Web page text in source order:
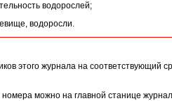
водорослей;
водоросли.
этого журнала на
можно на главной станице